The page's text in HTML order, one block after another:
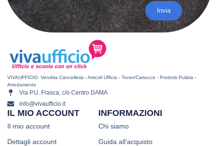
Invia
VIVAUFFICIO: Vendita Cancelleria - Articoli Ufficio - Toner/Cartucce - Prodotti Pulizia -
Arredamento
Via P.U. Frasca, c/o Centro DAMA
info@vivaufficio.it
INFORMAZIONI
Chi siamo
Guida all’acquisto
IL MIO ACCOUNT
Il mio account
Dettagli account